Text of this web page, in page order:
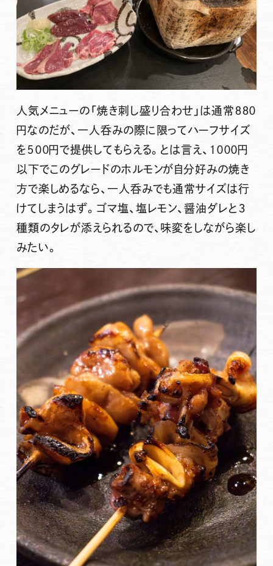
人気メニューの「焼き刺し盛り合わせ」は通常８８０
円なのだが、一人呑みの際に限ってハーフサイズ
を５００円で提供してもらえる。とは言え、１０００円
以下でこのグレードのホルモンが自分好みの焼き
方で楽しめるなら、一人呑みでも通常サイズは行
けてしまうはず。ゴマ塩、塩レモン、醤油ダレと３
種類のタレが添えられるので、味変をしながら楽し
みたい。